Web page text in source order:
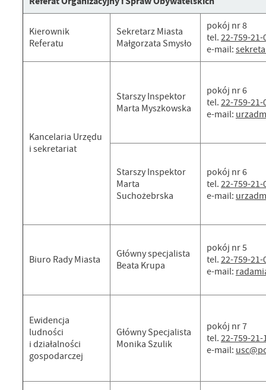
Kierownik
Referatu
Sekretarz Miasta
Małgorzata Smysło
pokój nr 8
tel. 22-759-21-
e-mail:
Kancelaria Urzędu
i sekretariat
Starszy Inspektor
Marta Myszkowska
pokój nr 6
tel. 22-759-21-
e-mail:
Starszy Inspektor
Marta
Suchożebrska
pokój nr 6
tel. 22-759-21-
e-mail:
Biuro Rady Miasta
Główny specjalista
Beata Krupa
pokój nr 5
tel. 22-759-21-
e-mail:
Ewidencja
ludności
i działalności
gospodarczej
Główny Specjalista
Monika Szulik
pokój nr 7
tel. 22-759-21-
e-mail: